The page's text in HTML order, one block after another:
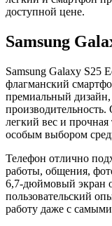
доступной цене.
Samsung
Samsung Galaxy S25
флагманский
премиальный
легкий вес и
особым выбором
Телефон отлично
работы, общения,
6,7-дюймовый экран
пользовательский
работу даже с